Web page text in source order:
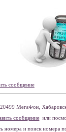
сообщение
МегаФон,
сообщение или
номера и поиск номера